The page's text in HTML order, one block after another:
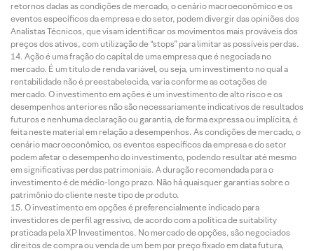
retornos dadas as condições de mercado, o cenário macroeconômico e os
eventos específicos da empresa e do setor, podem divergir das opiniões dos
Analistas Técnicos, que visam identificar os movimentos mais prováveis dos
preços dos ativos, com utilização de “stops” para limitar as possíveis perdas.
Ação é uma fração do capital de uma empresa que é negociada no
mercado. É um título de renda variável, ou seja, um investimento no qual a
rentabilidade não é preestabelecida, varia conforme as cotações de
mercado. O investimento em ações é um investimento de alto risco e os
desempenhos anteriores não são necessariamente indicativos de resultados
futuros e nenhuma declaração ou garantia, de forma expressa ou implícita, é
feita neste material em relação a desempenhos. As condições de mercado, o
cenário macroeconômico, os eventos específicos da empresa e do setor
podem afetar o desempenho do investimento, podendo resultar até mesmo
em significativas perdas patrimoniais. A duração recomendada para o
investimento é de médio-longo prazo. Não há quaisquer garantias sobre o
patrimônio do cliente neste tipo de produto.
O investimento em opções é preferencialmente indicado para
investidores de perfil agressivo, de acordo com a política de suitability
praticada pela XP Investimentos. No mercado de opções, são negociados
direitos de compra ou venda de um bem por preço fixado em data futura,